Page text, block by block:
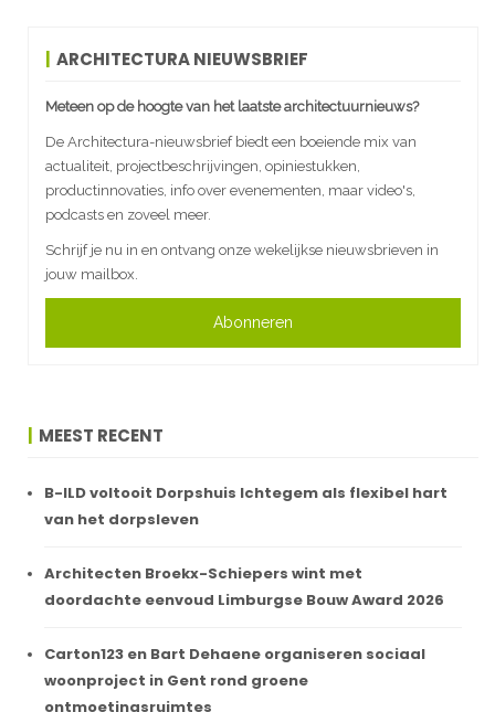
ARCHITECTURA NIEUWSBRIEF
Meteen op de hoogte van het laatste architectuurnieuws?
De Architectura-nieuwsbrief biedt een boeiende mix van
actualiteit, projectbeschrijvingen, opiniestukken,
productinnovaties, info over evenementen, maar video's,
podcasts en zoveel meer.
Schrijf je nu in en ontvang onze wekelijkse nieuwsbrieven in
jouw mailbox.
Abonneren
MEEST RECENT
B-ILD voltooit Dorpshuis Ichtegem als flexibel hart
van het dorpsleven
Architecten Broekx-Schiepers wint met
doordachte eenvoud Limburgse Bouw Award 2026
Carton123 en Bart Dehaene organiseren sociaal
woonproject in Gent rond groene
ontmoetingsruimtes